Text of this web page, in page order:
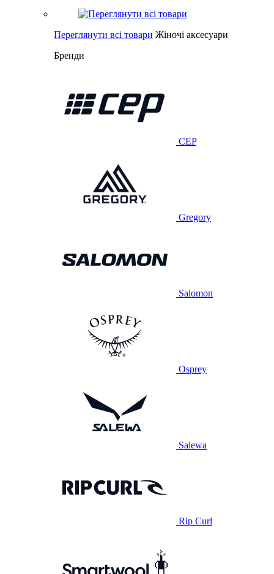
Переглянути всі товари Жіночі аксесуари
Бренди
CEP
Gregory
Salomon
Osprey
Salewa
Rip Curl